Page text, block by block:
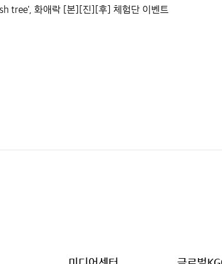
tree', 화애락 [본][진][후] 체험단 이벤트